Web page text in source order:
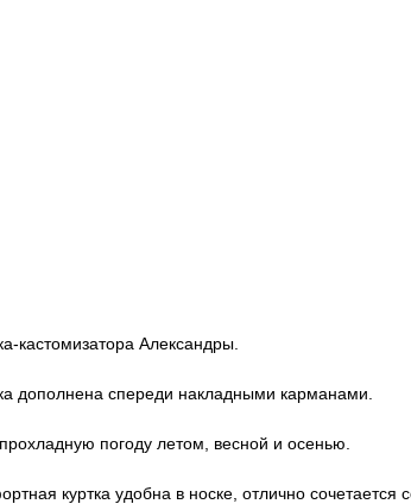
кастомизатора Александры.
дополнена спереди накладными карманами.
погоду летом, весной и осенью.
куртка удобна в носке, отлично